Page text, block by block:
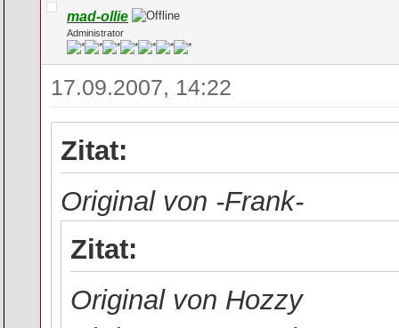
mad-ollie
Administrator
17.09.2007, 14:22
Zitat:
Original von -Frank-
Zitat:
Original von Hozzy